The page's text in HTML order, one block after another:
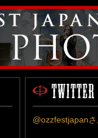
@ozzfestjapan